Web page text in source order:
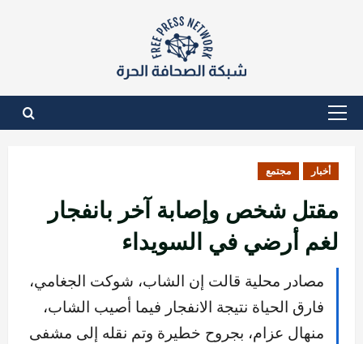
القائمة
أخبار مجتمع
مقتل شخص وإصابة آخر بانفجار
لغم أرضي في السويداء
مصادر محلية قالت إن الشاب، شوكت الجغامي،
فارق الحياة نتيجة الانفجار فيما أصيب الشاب،
منهال عزام، بجروح خطيرة وتم نقله إلى مشفى